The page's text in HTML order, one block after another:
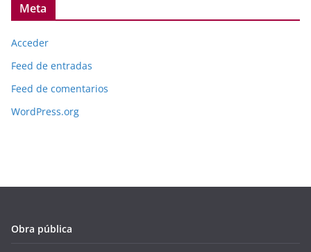
Meta
Acceder
Feed de entradas
Feed de comentarios
WordPress.org
Obra pública